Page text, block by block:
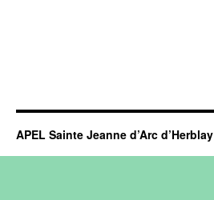
APEL Sainte Jeanne d’Arc d’Herblay